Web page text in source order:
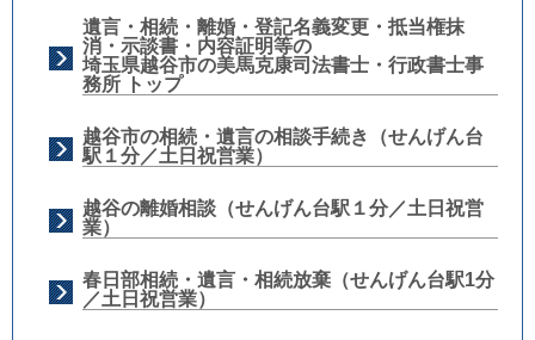
遺言・相続・離婚・登記名義変更・抵当権抹
消・示談書・内容証明等の
埼玉県越谷市の美馬克康司法書士・行政書士事
務所 トップ
越谷市の相続・遺言の相談手続き（せんげん台
駅１分／土日祝営業）
越谷の離婚相談（せんげん台駅１分／土日祝営
業）
春日部相続・遺言・相続放棄（せんげん台駅1分
／土日祝営業）